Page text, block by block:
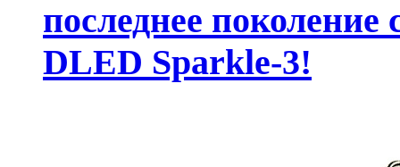
последнее
DLED Sparkle-3!